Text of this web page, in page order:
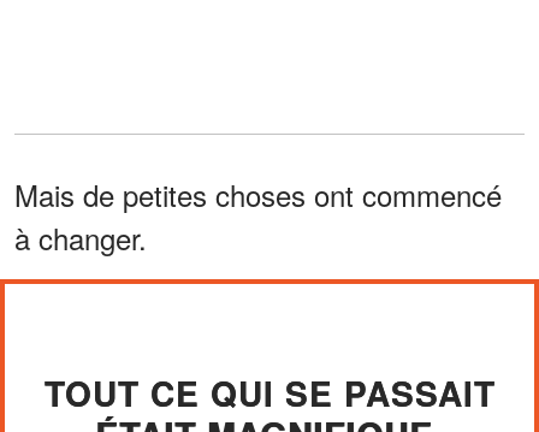
Mais de petites choses ont commencé
à changer.
TOUT CE QUI SE PASSAIT